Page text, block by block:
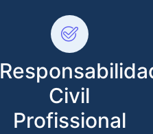
Civil
Profissional